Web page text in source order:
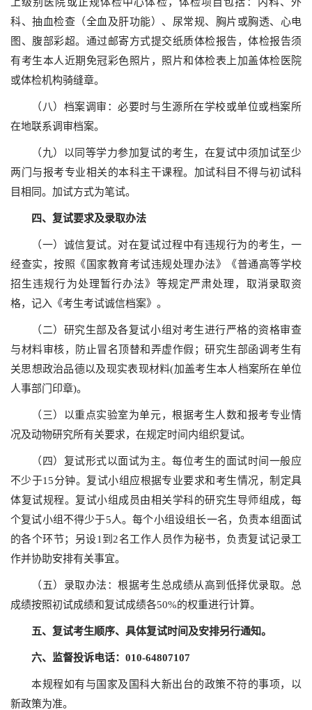
科、抽血检查（全血及肝功能）、尿常规、胸片或胸透、心电
图、腹部彩超。通过邮寄方式提交纸质体检报告，体检报告须
有考生本人近期免冠彩色照片，照片和体检表上加盖体检医院
或体检机构骑缝章。
（八）档案调审：必要时与生源所在学校或单位或档案所
在地联系调审档案。
（九）以同等学力参加复试的考生，在复试中须加试至少
两门与报考专业相关的本科主干课程。加试科目不得与初试科
目相同。加试方式为笔试。
四、复试要求及录取办法
（一）诚信复试。对在复试过程中有违规行为的考生，一
经查实，按照《国家教育考试违规处理办法》《普通高等学校
招生违规行为处理暂行办法》等规定严肃处理，取消录取资
格，记入《考生考试诚信档案》。
（二）研究生部及各复试小组对考生进行严格的资格审查
与材料审核，防止冒名顶替和弄虚作假；研究生部函调考生有
关思想政治品德以及现实表现材料(加盖考生本人档案所在单位
人事部门印章)。
（三）以重点实验室为单元，根据考生人数和报考专业情
况及动物研究所有关要求，在规定时间内组织复试。
（四）复试形式以面试为主。每位考生的面试时间一般应
不少于15分钟。复试小组应根据专业要求和考生情况，制定具
体复试规程。复试小组成员由相关学科的研究生导师组成，每
个复试小组不得少于5人。每个小组设组长一名，负责本组面试
的各个环节；另设1到2名工作人员作为秘书，负责复试记录工
作并协助安排有关事宜。
（五）录取办法：根据考生总成绩从高到低择优录取。总
成绩按照初试成绩和复试成绩各50%的权重进行计算。
五、复试考生顺序、具体复试时间及安排另行通知。
六、监督投诉电话：010-64807107
本规程如有与国家及国科大新出台的政策不符的事项，以
新政策为准。